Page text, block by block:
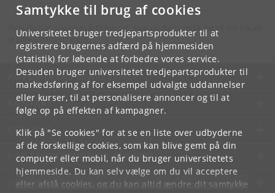
Samtykke til brug af cookies
Universitetet bruger tredjepartsprodukter til at
registrere brugernes adfærd på hjemmesiden
(statistik) for løbende at forbedre vores service.
Desuden bruger universitetet tredjepartsprodukter til
markedsføring af for eksempel udvalgte uddannelser
eller kurser, til at personalisere annoncer og til at
følge op på effekten af kampagner.
Klik på "Se cookies" for at se en liste over udbyderne
af de forskellige cookies, som kan blive gemt på din
computer eller mobil, når du bruger universitetets
hjemmeside. Du kan selv vælge om du vil acceptere
eller afslå cookies, og du kan altid ændre dit samtykke
Hvis du har spørgsmål til kurset, skal du henvende dig til din lokale
studieadministration.
KØBENHAVNS UNIVERSITET
KONTAKT
SERVICES
FOR STUDERENDE OG ANSATTE
JOB OG KARRIERE